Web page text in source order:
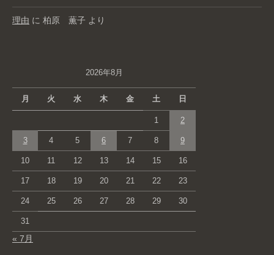
理由 に 柏原 薫子 より
2026年8月
月 火 水 木 金 土 日
1 2
3 4 5 6 7 8 9
10 11 12 13 14 15 16
17 18 19 20 21 22 23
24 25 26 27 28 29 30
31
« 7月